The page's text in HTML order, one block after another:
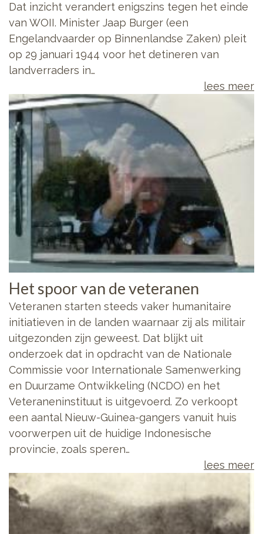
Dat inzicht verandert enigszins tegen het einde
van WOII. Minister Jaap Burger (een
Engelandvaarder op Binnenlandse Zaken) pleit
op 29 januari 1944 voor het detineren van
landverraders in…
lees meer
Het spoor van de veteranen
Veteranen starten steeds vaker humanitaire
initiatieven in de landen waarnaar zij als militair
uitgezonden zijn geweest. Dat blijkt uit
onderzoek dat in opdracht van de Nationale
Commissie voor Internationale Samenwerking
en Duurzame Ontwikkeling (NCDO) en het
Veteraneninstituut is uitgevoerd. Zo verkoopt
een aantal Nieuw-Guinea-gangers vanuit huis
voorwerpen uit de huidige Indonesische
provincie, zoals speren…
lees meer